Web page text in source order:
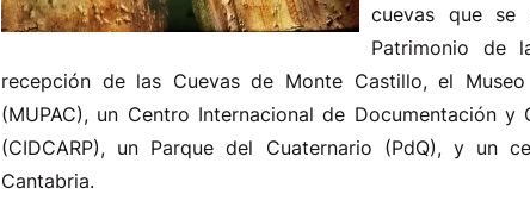
cuevas que se
Patrimonio de
recepción de las Cuevas de Monte Castillo, el
(MUPAC), un Centro Internacional de Documentación
(CIDCARP), un Parque del Cuaternario (PdQ), y un
Cantabria.